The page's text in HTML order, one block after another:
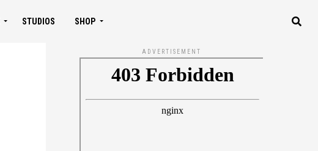
STUDIOS SHOP
ADVERTISEMENT